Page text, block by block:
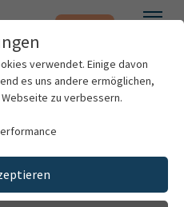
Notfall
Mitschang
verwendet. Einige davon
es uns andere ermöglichen,
zu verbessern.